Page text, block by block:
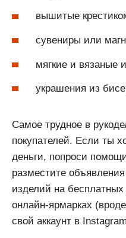
вышитые
сувениры или
мягкие и вязаные
украшения из
Самое трудное в
покупателей. Если ты
деньги, попроси
разместите
изделий на
онлайн-ярмарках
свой аккаунт в